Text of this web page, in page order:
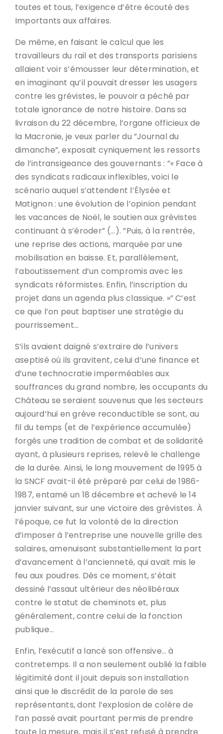
toutes et tous, l’exigence d’être écouté des
Importants aux affaires.
De même, en faisant le calcul que les
travailleurs du rail et des transports parisiens
allaient voir s’émousser leur détermination, et
en imaginant qu’il pouvait dresser les usagers
contre les grévistes, le pouvoir a péché par
totale ignorance de notre histoire. Dans sa
livraison du 22 décembre, l’organe officieux de
la Macronie, je veux parler du ”Journal du
dimanche”, exposait cyniquement les ressorts
de l’intransigeance des gouvernants : ”« Face à
des syndicats radicaux inflexibles, voici le
scénario auquel s’attendent l’Élysée et
Matignon : une évolution de l’opinion pendant
les vacances de Noël, le soutien aux grévistes
continuant à s’éroder” (…). ”Puis, à la rentrée,
une reprise des actions, marquée par une
mobilisation en baisse. Et, parallèlement,
l’aboutissement d’un compromis avec les
syndicats réformistes. Enfin, l’inscription du
projet dans un agenda plus classique. »” C’est
ce que l’on peut baptiser une stratégie du
pourrissement…
S’ils avaient daigné s’extraire de l’univers
aseptisé où ils gravitent, celui d’une finance et
d’une technocratie imperméables aux
souffrances du grand nombre, les occupants du
Château se seraient souvenus que les secteurs
aujourd’hui en grève reconductible se sont, au
fil du temps (et de l’expérience accumulée)
forgés une tradition de combat et de solidarité
ayant, à plusieurs reprises, relevé le challenge
de la durée. Ainsi, le long mouvement de 1995 à
la SNCF avait-il été préparé par celui de 1986-
1987, entamé un 18 décembre et achevé le 14
janvier suivant, sur une victoire des grévistes. À
l’époque, ce fut la volonté de la direction
d’imposer à l’entreprise une nouvelle grille des
salaires, amenuisant substantiellement la part
d’avancement à l’ancienneté, qui avait mis le
feu aux poudres. Dès ce moment, s’était
dessiné l’assaut ultérieur des néolibéraux
contre le statut de cheminots et, plus
généralement, contre celui de la fonction
publique…
Enfin, l’exécutif a lancé son offensive… à
contretemps. Il a non seulement oublié la faible
légitimité dont il jouit depuis son installation
ainsi que le discrédit de la parole de ses
représentants, dont l’explosion de colère de
l’an passé avait pourtant permis de prendre